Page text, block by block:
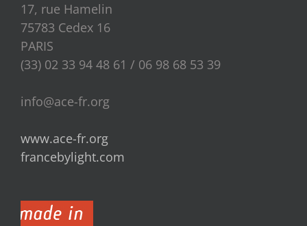
17, rue Hamelin
75783 Cedex 16
PARIS
(33) 02 33 94 48 61 / 06 98 68 53 39
info@ace-fr.org
www.ace-fr.org
francebylight.com